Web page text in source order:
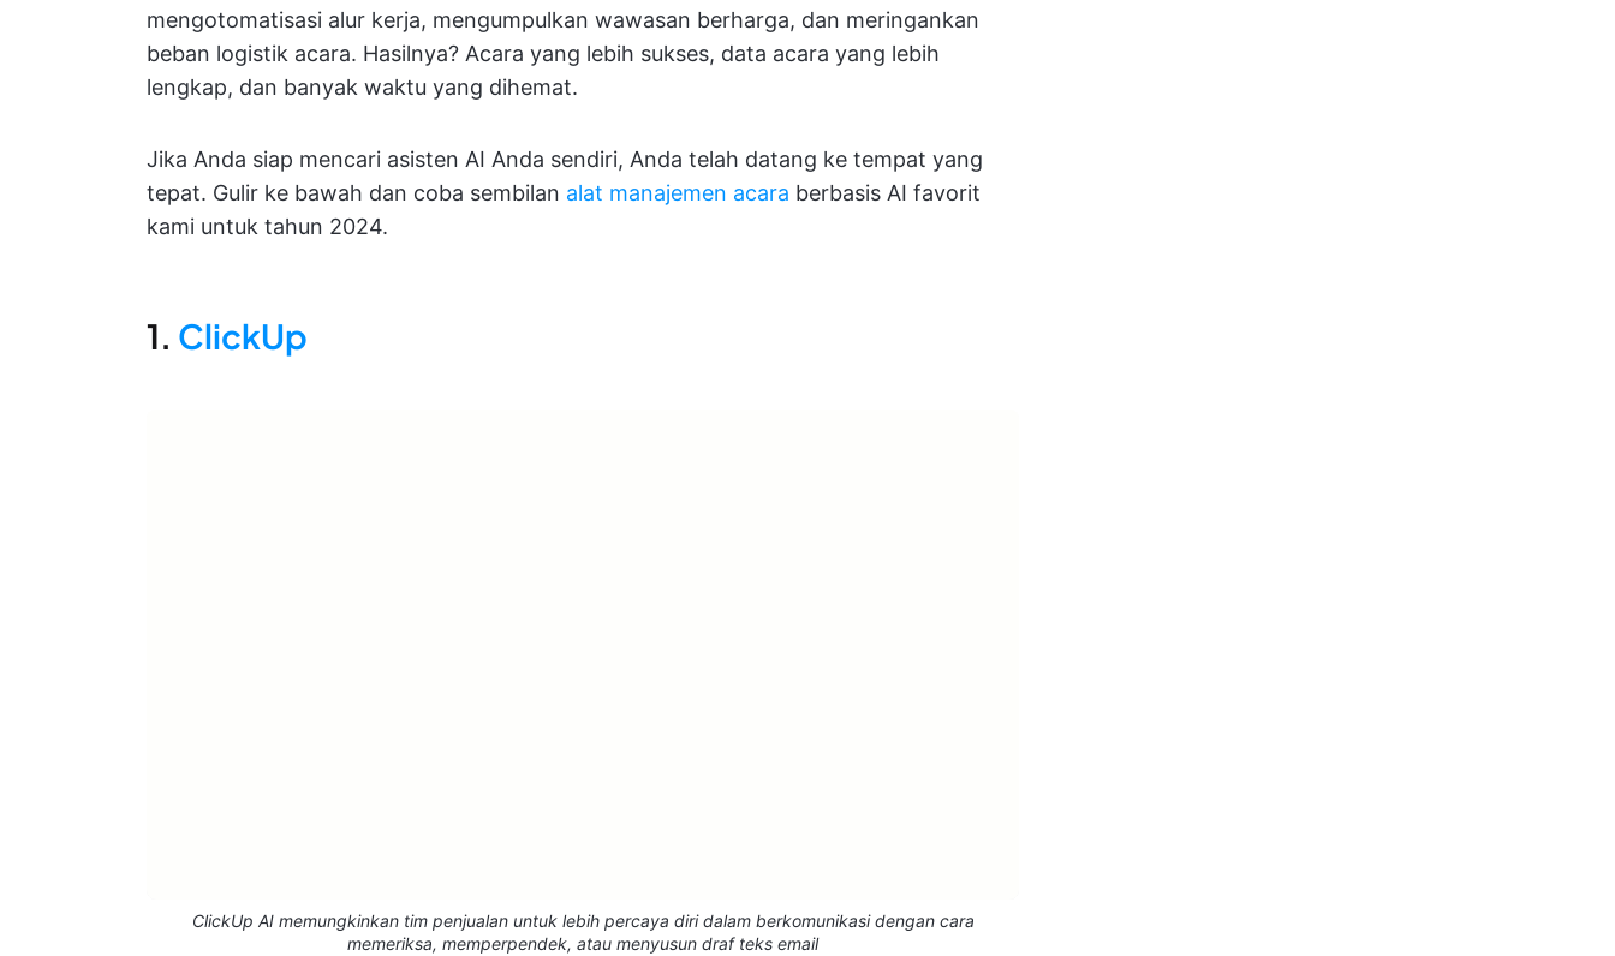
mengotomatisasi alur kerja, mengumpulkan wawasan berharga, dan meringankan
beban logistik acara. Hasilnya? Acara yang lebih sukses, data acara yang lebih
lengkap, dan banyak waktu yang dihemat.
Jika Anda siap mencari asisten AI Anda sendiri, Anda telah datang ke tempat yang
tepat. Gulir ke bawah dan coba sembilan alat manajemen acara berbasis AI favorit
kami untuk tahun 2024.
1. ClickUp
ClickUp AI memungkinkan tim penjualan untuk lebih percaya diri dalam berkomunikasi dengan cara
memeriksa, memperpendek, atau menyusun draf teks email